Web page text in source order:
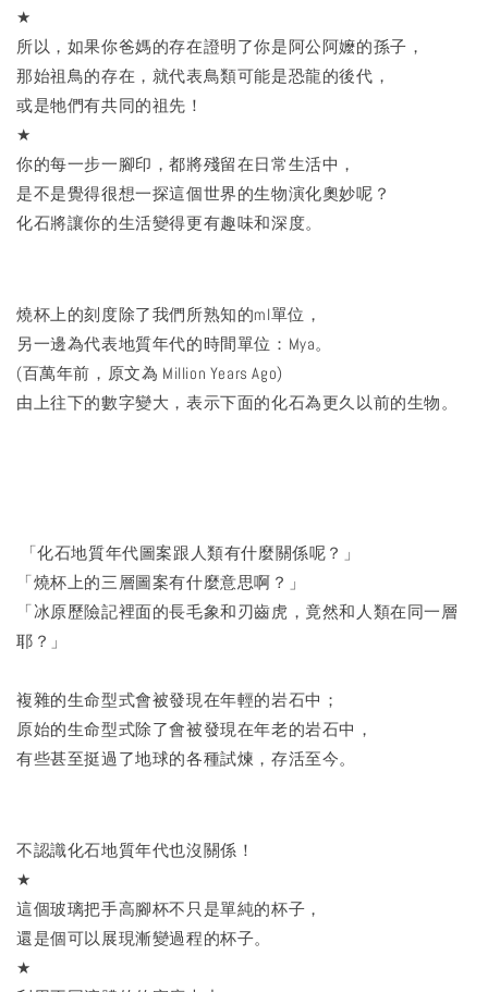
★
所以，如果你爸媽的存在證明了你是阿公阿嬤的孫子，
那始祖鳥的存在，就代表鳥類可能是恐龍的後代，
或是牠們有共同的祖先！
★
你的每一步一腳印，都將殘留在日常生活中，
是不是覺得很想一探這個世界的生物演化奧妙呢？
化石將讓你的生活變得更有趣味和深度。
燒杯上的刻度除了我們所熟知的ml單位，
另一邊為代表地質年代的時間單位：Mya。
(百萬年前，原文為 Million Years Ago)
由上往下的數字變大，表示下面的化石為更久以前的生物。
「化石地質年代圖案跟人類有什麼關係呢？」
「燒杯上的三層圖案有什麼意思啊？」
「冰原歷險記裡面的長毛象和刃齒虎，竟然和人類在同一層
耶？」
複雜的生命型式會被發現在年輕的岩石中；
原始的生命型式除了會被發現在年老的岩石中，
有些甚至挺過了地球的各種試煉，存活至今。
不認識化石地質年代也沒關係！
★
這個玻璃把手高腳杯不只是單純的杯子，
還是個可以展現漸變過程的杯子。
★